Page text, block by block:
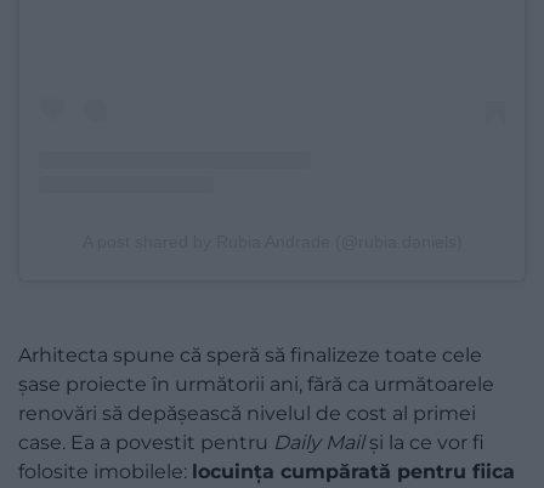
Arhitecta spune că speră să finalizeze toate cele
șase proiecte în următorii ani, fără ca următoarele
renovări să depășească nivelul de cost al primei
case. Ea a povestit pentru Daily Mailși la ce vor fi
folosite imobilele: locuința cumpărată pentru fiica